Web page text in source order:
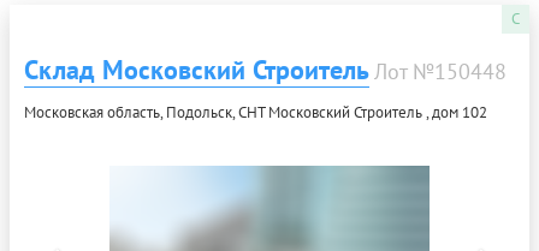
C
Склад Московский СтроительЛот №150448
Московская область, Подольск, СНТ Московский Строитель , дом 102